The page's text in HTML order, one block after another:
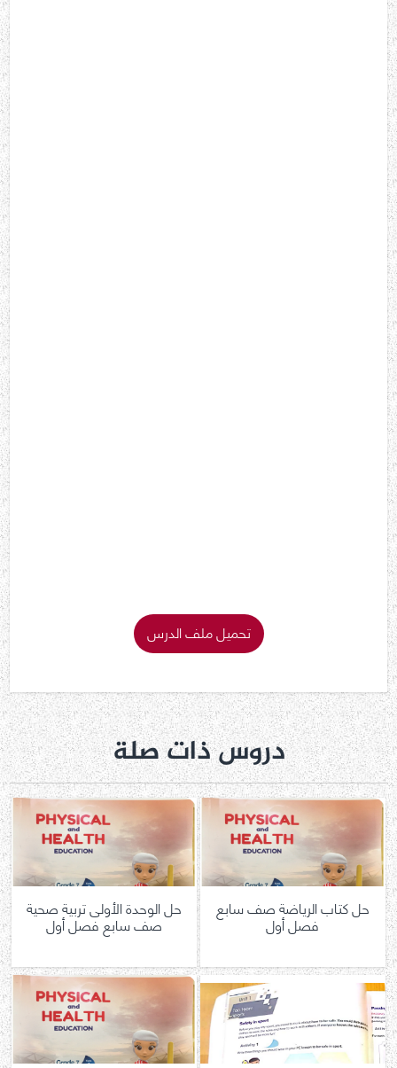
تحميل ملف الدرس
دروس ذات صلة
حل كتاب الرياضة صف سابع
فصل أول
حل الوحدة الأولى تربية صحية
صف سابع فصل أول